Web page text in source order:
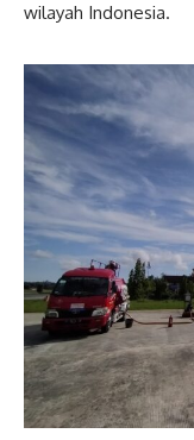
wilayah Indonesia.